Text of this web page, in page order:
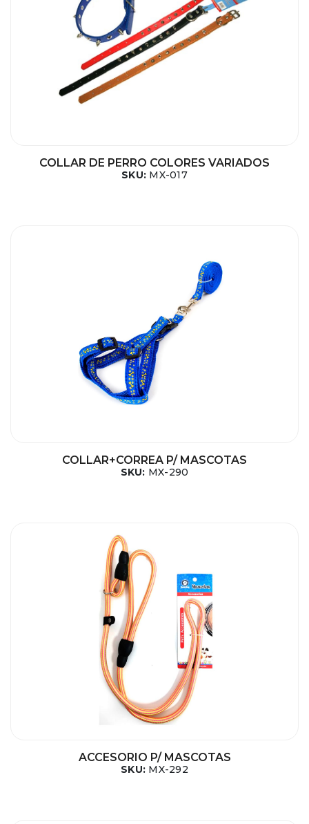
COLLAR DE PERRO COLORES VARIADOS
SKU: MX-017
COLLAR+CORREA P/ MASCOTAS
SKU: MX-290
ACCESORIO P/ MASCOTAS
SKU: MX-292